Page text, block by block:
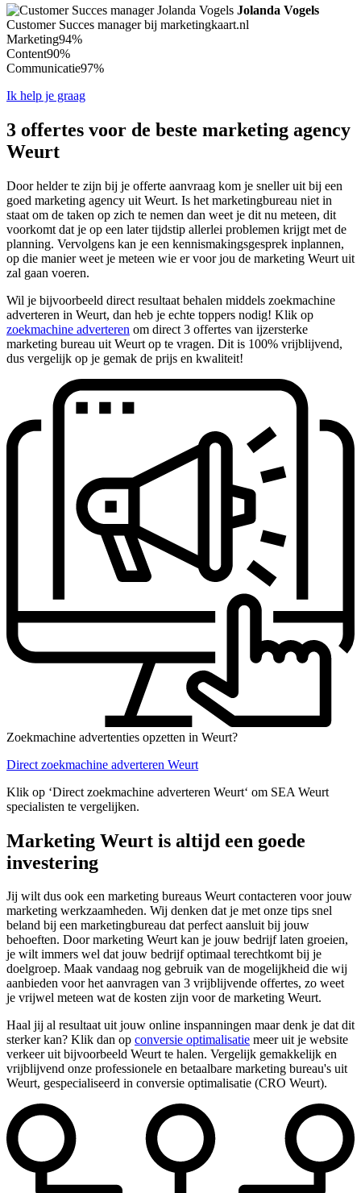
Jolanda Vogels
Customer Succes manager bij marketingkaart.nl
Marketing94%
Content90%
Communicatie97%
Ik help je graag
3 offertes voor de beste marketing agency
Weurt
Door helder te zijn bij je offerte aanvraag kom je sneller uit bij een
goed marketing agency uit Weurt. Is het marketingbureau niet in
staat om de taken op zich te nemen dan weet je dit nu meteen, dit
voorkomt dat je op een later tijdstip allerlei problemen krijgt met de
planning. Vervolgens kan je een kennismakingsgesprek inplannen,
op die manier weet je meteen wie er voor jou de marketing Weurt uit
zal gaan voeren.
Wil je bijvoorbeeld direct resultaat behalen middels zoekmachine
adverteren in Weurt, dan heb je echte toppers nodig! Klik op
zoekmachine adverteren om direct 3 offertes van ijzersterke
marketing bureau uit Weurt op te vragen. Dit is 100% vrijblijvend,
dus vergelijk op je gemak de prijs en kwaliteit!
Zoekmachine advertenties opzetten in Weurt?
Direct zoekmachine adverteren Weurt
Klik op ‘Direct zoekmachine adverteren Weurt‘ om SEA Weurt
specialisten te vergelijken.
Marketing Weurt is altijd een goede
investering
Jij wilt dus ook een marketing bureaus Weurt contacteren voor jouw
marketing werkzaamheden. Wij denken dat je met onze tips snel
beland bij een marketingbureau dat perfect aansluit bij jouw
behoeften. Door marketing Weurt kan je jouw bedrijf laten groeien,
je wilt immers wel dat jouw bedrijf optimaal terechtkomt bij je
doelgroep. Maak vandaag nog gebruik van de mogelijkheid die wij
aanbieden voor het aanvragen van 3 vrijblijvende offertes, zo weet
je vrijwel meteen wat de kosten zijn voor de marketing Weurt.
Haal jij al resultaat uit jouw online inspanningen maar denk je dat dit
sterker kan? Klik dan op conversie optimalisatie meer uit je website
verkeer uit bijvoorbeeld Weurt te halen. Vergelijk gemakkelijk en
vrijblijvend onze professionele en betaalbare marketing bureau's uit
Weurt, gespecialiseerd in conversie optimalisatie (CRO Weurt).